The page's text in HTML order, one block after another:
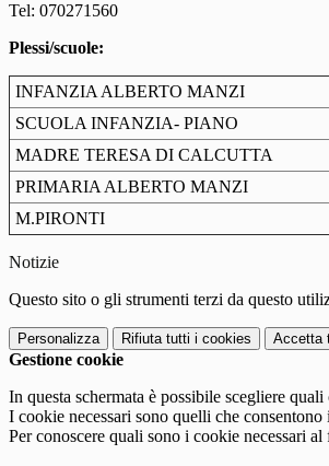
Tel: 070271560
Plessi/scuole:
INFANZIA ALBERTO MANZI
SCUOLA INFANZIA- PIANO
MADRE TERESA DI CALCUTTA
PRIMARIA ALBERTO MANZI
M.PIRONTI
Notizie
Questo sito o gli strumenti terzi da questo
Personalizza Rifiuta tutti i cookies Accetta
Gestione cookie
In questa schermata è possibile scegliere
I cookie necessari sono quelli che
Per conoscere quali sono i cookie necessari